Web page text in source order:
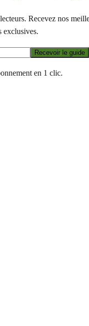
Recevez nos
exclusives.
Recevoir le guide
en 1 clic.